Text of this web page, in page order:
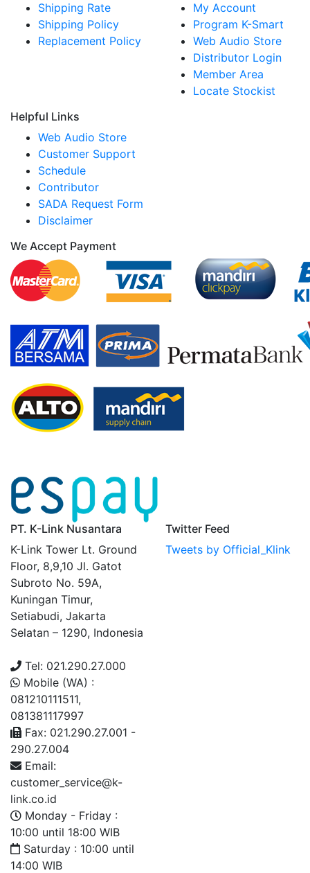
Shipping Rate
Shipping Policy
Replacement Policy
My Account
Program K-Smart
Web Audio Store
Distributor Login
Member Area
Locate Stockist
Helpful Links
Web Audio Store
Customer Support
Schedule
Contributor
SADA Request Form
Disclaimer
We Accept Payment
PT. K-Link Nusantara
K-Link Tower Lt. Ground
Floor, 8,9,10 Jl. Gatot
Subroto No. 59A,
Kuningan Timur,
Setiabudi, Jakarta
Selatan – 1290, Indonesia
Tel: 021.290.27.000
Mobile (WA) :
081210111511,
081381117997
Fax: 021.290.27.001 -
290.27.004
Email:
customer_service@k-
link.co.id
Monday - Friday :
10:00 until 18:00 WIB
Saturday : 10:00 until
14:00 WIB
Twitter Feed
Tweets by Official_Klink